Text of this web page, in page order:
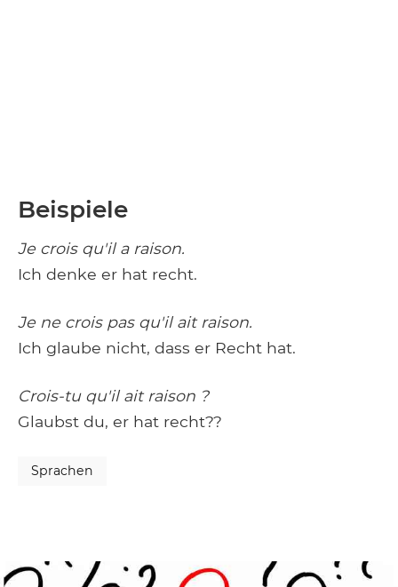
Beispiele
Je crois qu'il a raison.
Ich denke er hat recht.
Je ne crois pas qu'il ait raison.
Ich glaube nicht, dass er Recht hat.
Crois-tu qu'il ait raison ?
Glaubst du, er hat recht??
Sprachen